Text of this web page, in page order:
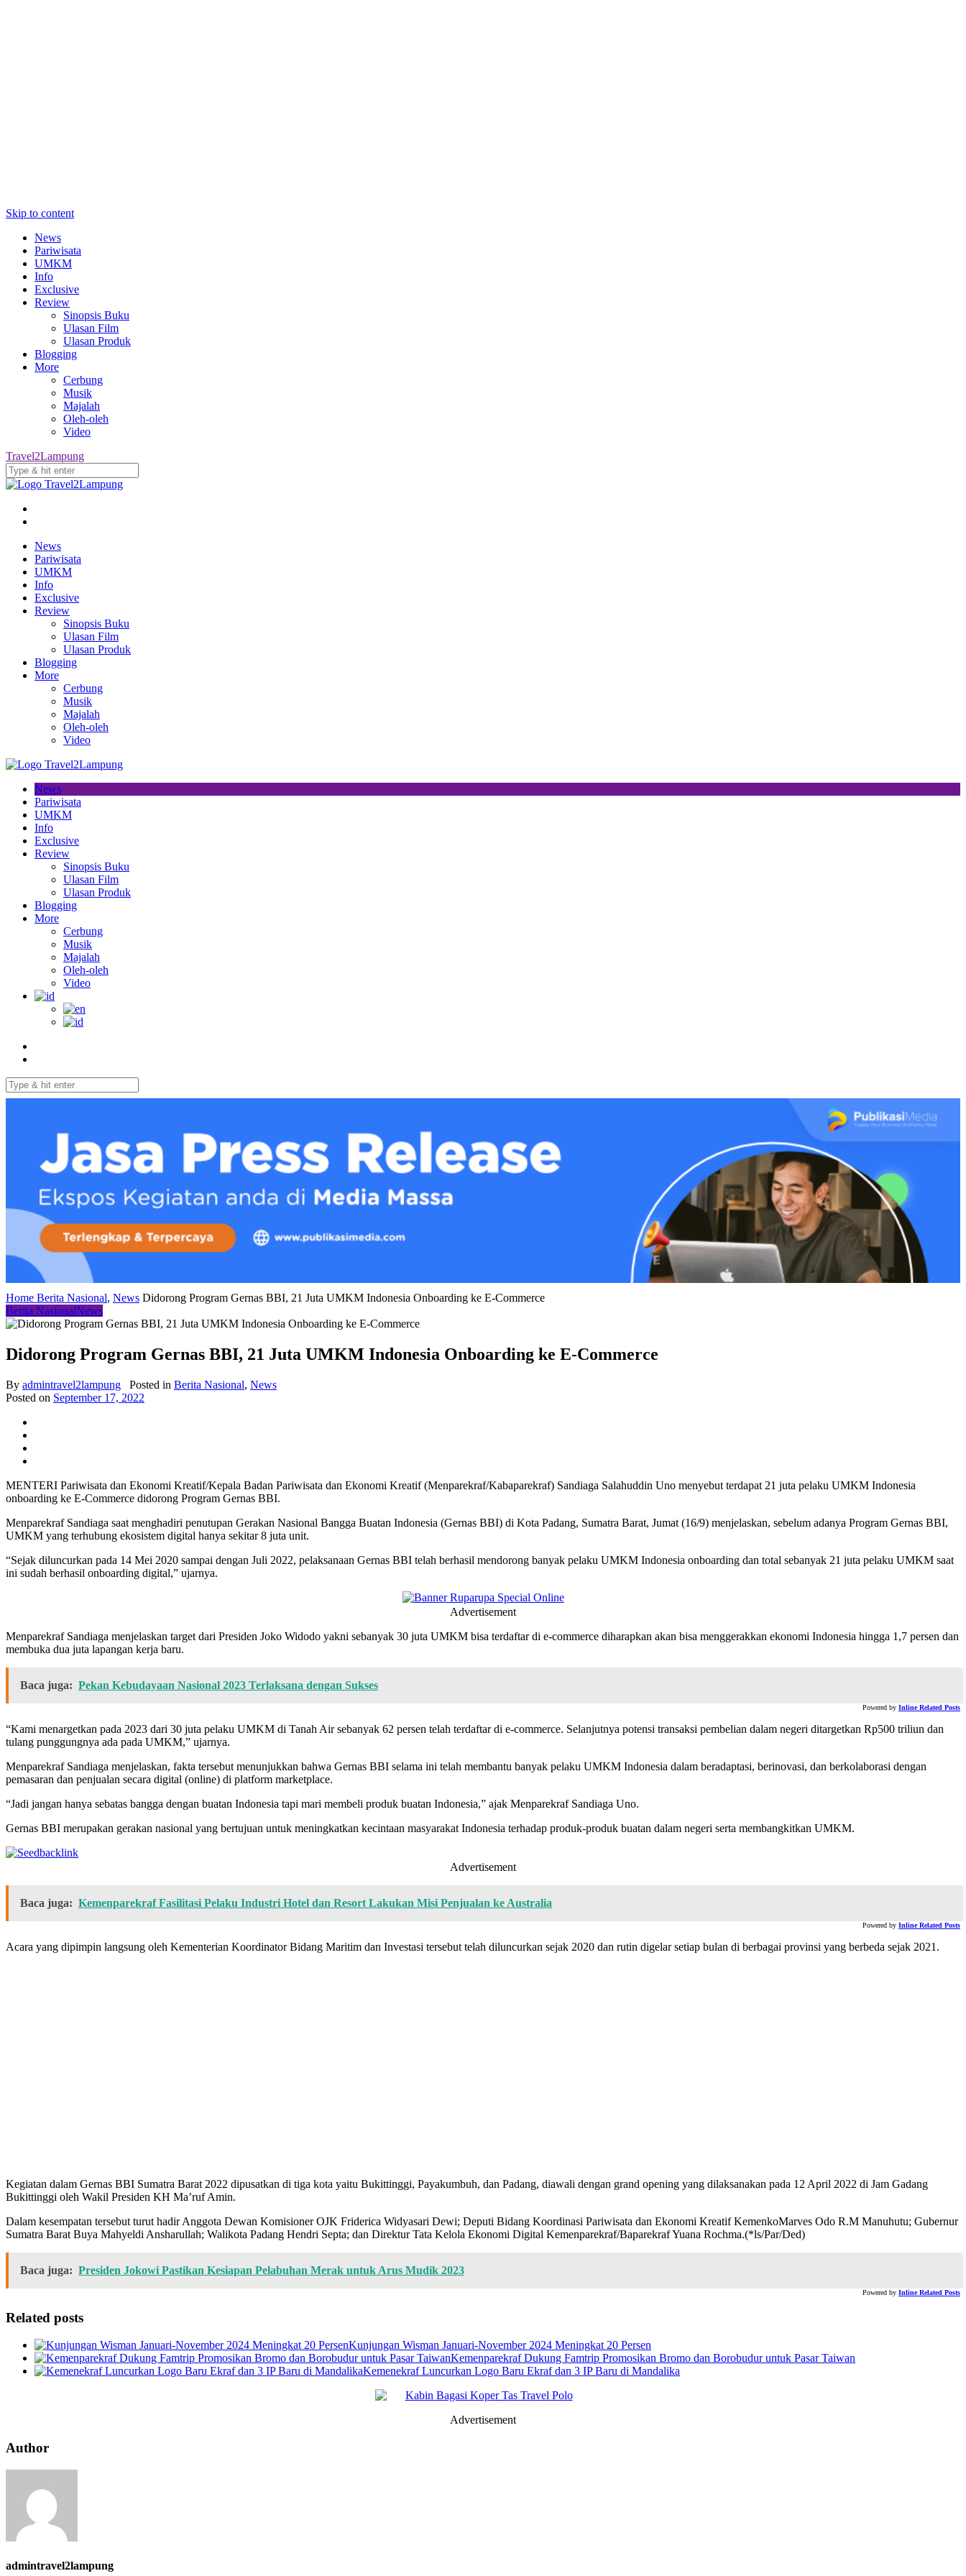
Skip to content
News
Pariwisata
UMKM
Info
Exclusive
Review
Sinopsis Buku
Ulasan Film
Ulasan Produk
Blogging
More
Cerbung
Musik
Majalah
Oleh-oleh
Video
Travel2Lampung
News
Pariwisata
UMKM
Info
Exclusive
Review
Sinopsis Buku
Ulasan Film
Ulasan Produk
Blogging
More
Cerbung
Musik
Majalah
Oleh-oleh
Video
News
Pariwisata
UMKM
Info
Exclusive
Review
Sinopsis Buku
Ulasan Film
Ulasan Produk
Blogging
More
Cerbung
Musik
Majalah
Oleh-oleh
Video
Home Berita Nasional, News Didorong Program Gernas BBI, 21 Juta UMKM Indonesia Onboarding ke E-Commerce
Berita NasionalNews
Didorong Program Gernas BBI, 21 Juta UMKM Indonesia Onboarding ke E-Commerce
By admintravel2lampung Posted in Berita Nasional, News
Posted on September 17, 2022
MENTERI Pariwisata dan Ekonomi Kreatif/Kepala Badan Pariwisata dan Ekonomi Kreatif (Menparekraf/Kabaparekraf) Sandiaga Salahuddin Uno menyebut terdapat 21 juta pelaku UMKM Indonesia
onboarding ke E-Commerce didorong Program Gernas BBI.
Menparekraf Sandiaga saat menghadiri penutupan Gerakan Nasional Bangga Buatan Indonesia (Gernas BBI) di Kota Padang, Sumatra Barat, Jumat (16/9) menjelaskan, sebelum adanya Program Gernas BBI,
UMKM yang terhubung ekosistem digital hanya sekitar 8 juta unit.
“Sejak diluncurkan pada 14 Mei 2020 sampai dengan Juli 2022, pelaksanaan Gernas BBI telah berhasil mendorong banyak pelaku UMKM Indonesia onboarding dan total sebanyak 21 juta pelaku UMKM saat
ini sudah berhasil onboarding digital,” ujarnya.
Advertisement
Menparekraf Sandiaga menjelaskan target dari Presiden Joko Widodo yakni sebanyak 30 juta UMKM bisa terdaftar di e-commerce diharapkan akan bisa menggerakkan ekonomi Indonesia hingga 1,7 persen dan
membuka dua juta lapangan kerja baru.
Baca juga: Pekan Kebudayaan Nasional 2023 Terlaksana dengan Sukses
Powered by Inline Related Posts
“Kami menargetkan pada 2023 dari 30 juta pelaku UMKM di Tanah Air sebanyak 62 persen telah terdaftar di e-commerce. Selanjutnya potensi transaksi pembelian dalam negeri ditargetkan Rp500 triliun dan
tulang punggungnya ada pada UMKM,” ujarnya.
Menparekraf Sandiaga menjelaskan, fakta tersebut menunjukkan bahwa Gernas BBI selama ini telah membantu banyak pelaku UMKM Indonesia dalam beradaptasi, berinovasi, dan berkolaborasi dengan
pemasaran dan penjualan secara digital (online) di platform marketplace.
“Jadi jangan hanya sebatas bangga dengan buatan Indonesia tapi mari membeli produk buatan Indonesia,” ajak Menparekraf Sandiaga Uno.
Gernas BBI merupakan gerakan nasional yang bertujuan untuk meningkatkan kecintaan masyarakat Indonesia terhadap produk-produk buatan dalam negeri serta membangkitkan UMKM.
Advertisement
Baca juga: Kemenparekraf Fasilitasi Pelaku Industri Hotel dan Resort Lakukan Misi Penjualan ke Australia
Powered by Inline Related Posts
Acara yang dipimpin langsung oleh Kementerian Koordinator Bidang Maritim dan Investasi tersebut telah diluncurkan sejak 2020 dan rutin digelar setiap bulan di berbagai provinsi yang berbeda sejak 2021.
Kegiatan dalam Gernas BBI Sumatra Barat 2022 dipusatkan di tiga kota yaitu Bukittinggi, Payakumbuh, dan Padang, diawali dengan grand opening yang dilaksanakan pada 12 April 2022 di Jam Gadang
Bukittinggi oleh Wakil Presiden KH Ma’ruf Amin.
Dalam kesempatan tersebut turut hadir Anggota Dewan Komisioner OJK Friderica Widyasari Dewi; Deputi Bidang Koordinasi Pariwisata dan Ekonomi Kreatif KemenkoMarves Odo R.M Manuhutu; Gubernur
Sumatra Barat Buya Mahyeldi Ansharullah; Walikota Padang Hendri Septa; dan Direktur Tata Kelola Ekonomi Digital Kemenparekraf/Baparekraf Yuana Rochma.(*ls/Par/Ded)
Baca juga: Presiden Jokowi Pastikan Kesiapan Pelabuhan Merak untuk Arus Mudik 2023
Powered by Inline Related Posts
Related posts
Kunjungan Wisman Januari-November 2024 Meningkat 20 Persen
Kemenparekraf Dukung Famtrip Promosikan Bromo dan Borobudur untuk Pasar Taiwan
Kemenekraf Luncurkan Logo Baru Ekraf dan 3 IP Baru di Mandalika
Advertisement
Author
admintravel2lampung